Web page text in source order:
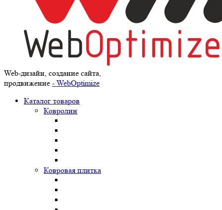
Web-дизайн, создание сайта,
продвижение - WebOptimize
Каталог товаров
Ковролин
Ковровая плитка